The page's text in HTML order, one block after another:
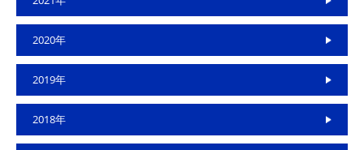
2020年
2019年
2018年